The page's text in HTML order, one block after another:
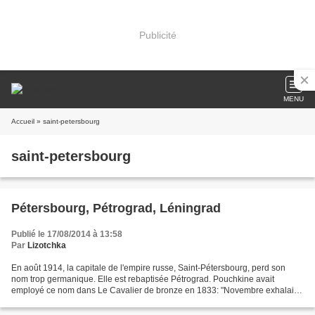
Publicité
MENU
Accueil » saint-petersbourg
saint-petersbourg
Pétersbourg, Pétrograd, Léningrad
Publié le 17/08/2014 à 13:58
Par Lizotchka
En août 1914, la capitale de l'empire russe, Saint-Pétersbourg, perd son
nom trop germanique. Elle est rebaptisée Pétrograd. Pouchkine avait
employé ce nom dans Le Cavalier de bronze en 1833: "Novembre exhalait